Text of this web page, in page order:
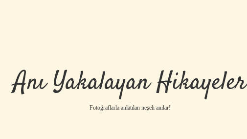
Anı Yakalayan Hikayeler
Fotoğraflarla anlatılan neşeli anılar!